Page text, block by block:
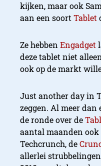
kijken, maar ook
aan een soort Tablet
Ze hebben Engadget
deze tablet niet
ook op de markt
Just another day in
zeggen. Al meer dan
de ronde over de
aantal maanden ook
Techcrunch, de
allerlei